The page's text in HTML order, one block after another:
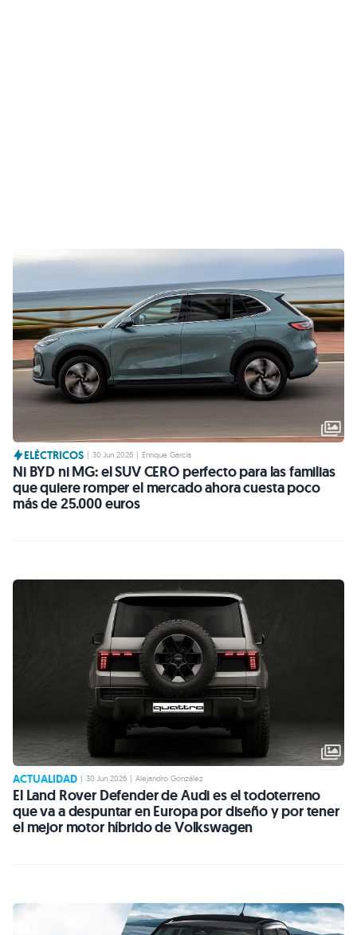
ELÉCTRICOS 30 Jun 2026 Enrique García
Ni BYD ni MG: el SUV CERO perfecto para las familias
que quiere romper el mercado ahora cuesta poco
más de 25.000 euros
ACTUALIDAD 30 Jun 2026 Alejandro González
El Land Rover Defender de Audi es el todoterreno
que va a despuntar en Europa por diseño y por tener
el mejor motor híbrido de Volkswagen